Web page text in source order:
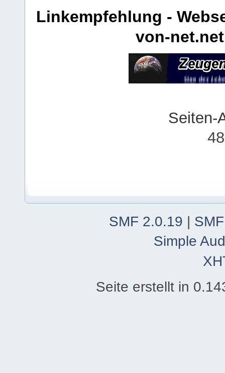
Linkempfehlung -
von-net.net
Seiten-
SMF 2.0.19 |
Simple
Seite erstellt in